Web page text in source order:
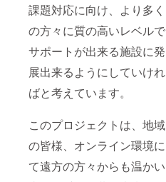
課題対応に向け、より多く
の方々に質の高いレベルで
サポートが出来る施設に発
展出来るようにしていけれ
ばと考えています。
このプロジェクトは、地域
の皆様、オンライン環境に
て遠方の方々からも温かい